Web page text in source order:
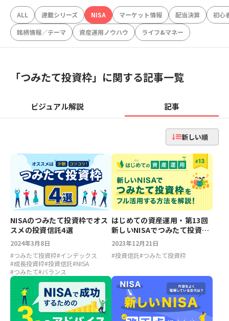
ALL 連載シリーズ NISA マーケット情報 配当決算
初心
銘柄情報／テーマ
資産運用ノウハウ ライフ&マネー
「つみたて投資枠」に関する記事一覧
ビジュアル解説 記事
新しい順
NISAのつみたて投資枠でオス
スメの投資信託4選
2024年3月8日
#つみたて投資枠#インデックス
#成長投資枠#投資信託#NISA
#つみたて#バランス
はじめての資産運用・第13回
新しいNISAでつみたて投資枠
をフル活用する方法を解説！
2023年12月21日
#投資信託#つみたて投資枠